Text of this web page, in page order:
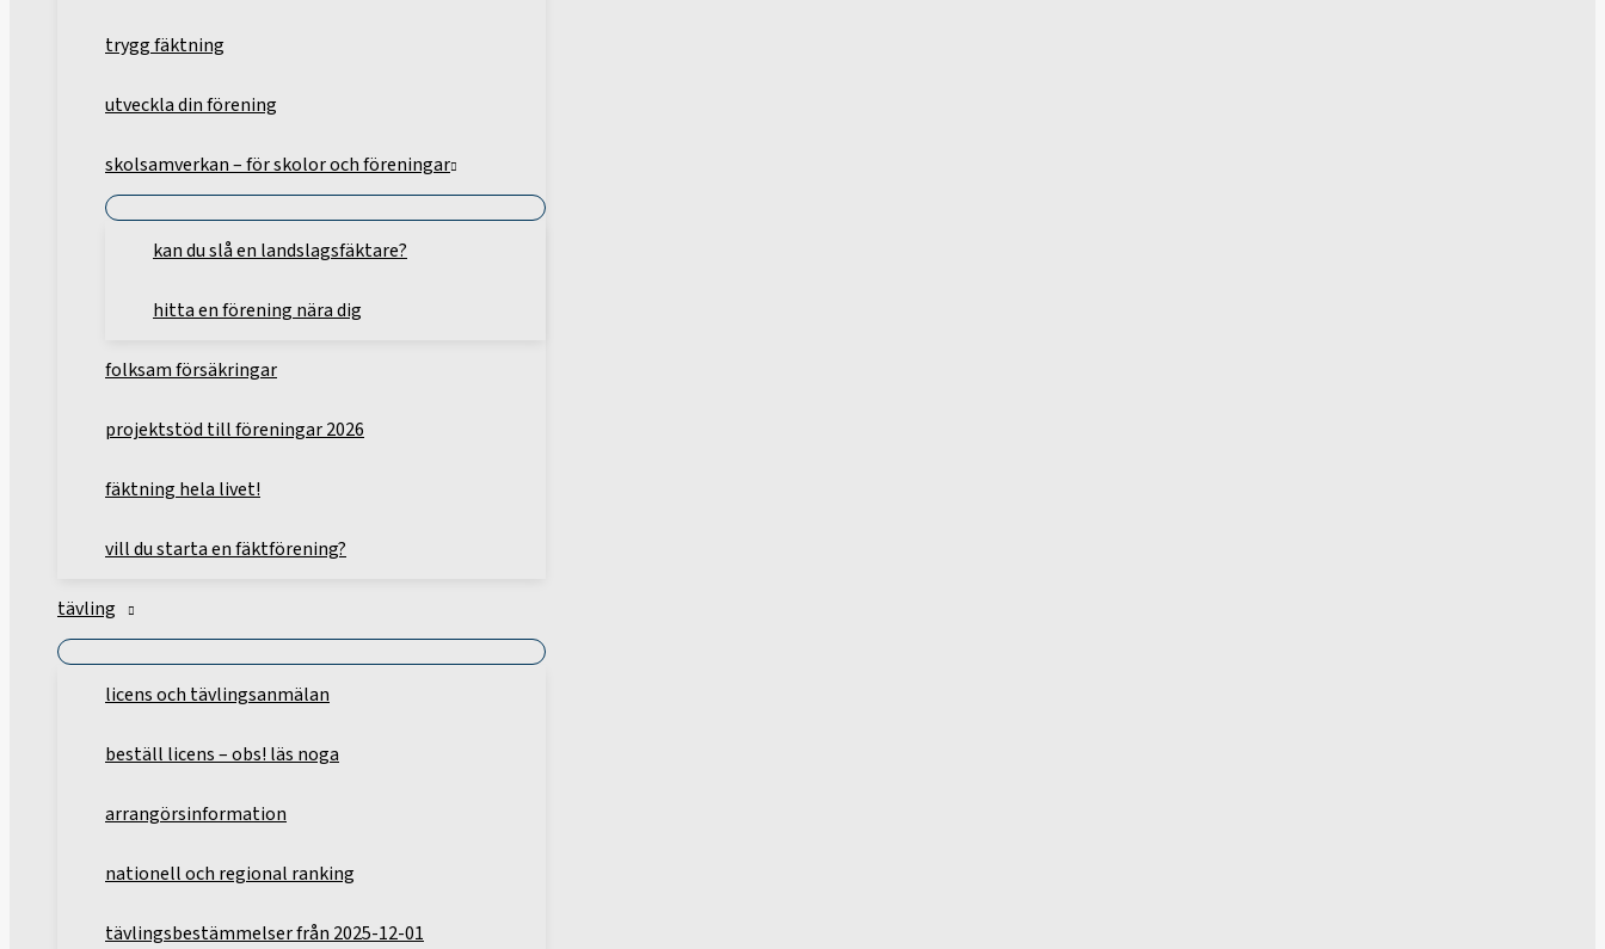
trygg fäktning
utveckla din förening
skolsamverkan – för skolor och föreningar
kan du slå en landslagsfäktare?
hitta en förening nära dig
folksam försäkringar
projektstöd till föreningar 2026
fäktning hela livet!
vill du starta en fäktförening?
tävling
licens och tävlingsanmälan
beställ licens – obs! läs noga
arrangörsinformation
nationell och regional ranking
tävlingsbestämmelser från 2025-12-01